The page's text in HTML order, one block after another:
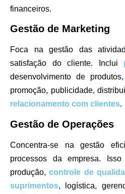
financeiros.
Gestão de Marketing
Foca na gestão das
satisfação do cliente. Inclui
desenvolvimento de
promoção, publicidade,
relacionamento com clientes.
Gestão de Operações
Concentra-se na gestão
processos da empresa.
produção,controle de
suprimentos, logística,